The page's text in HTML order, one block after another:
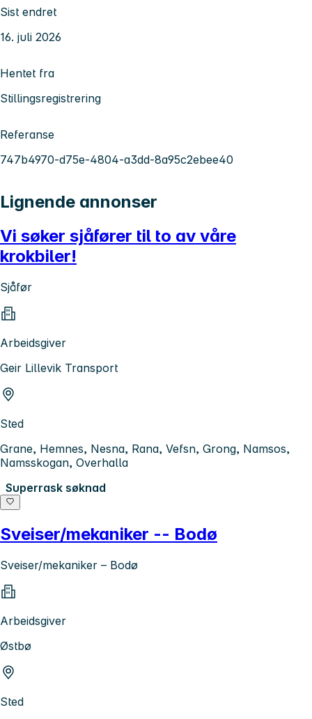
Sist endret
16. juli 2026
Hentet fra
Stillingsregistrering
Referanse
747b4970-d75e-4804-a3dd-8a95c2ebee40
Lignende annonser
Vi søker sjåfører til to av våre
krokbiler!
Sjåfør
Arbeidsgiver
Geir Lillevik Transport
Sted
Grane, Hemnes, Nesna, Rana, Vefsn, Grong, Namsos,
Namsskogan, Overhalla
Superrask søknad
Sveiser/mekaniker -- Bodø
Sveiser/mekaniker – Bodø
Arbeidsgiver
Østbø
Sted